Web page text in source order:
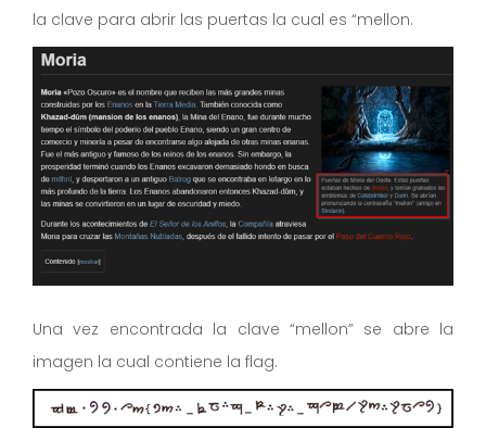
la clave para abrir las puertas la cual es “mellon.
Una vez encontrada la clave “mellon” se abre la
imagen la cual contiene la flag.